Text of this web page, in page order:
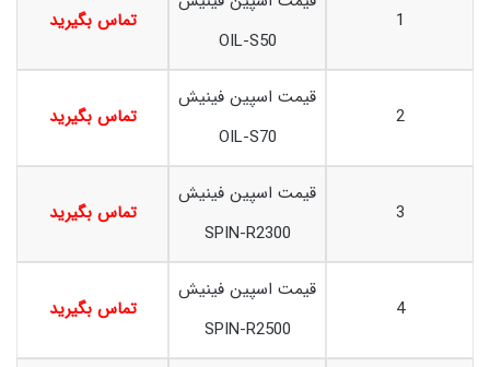
1
OIL-S50
تماس بگیرید
2
قیمت اسپین فینیش
OIL-S70
تماس بگیرید
3
قیمت اسپین فینیش
SPIN-R2300
تماس بگیرید
4
قیمت اسپین فینیش
SPIN-R2500
تماس بگیرید